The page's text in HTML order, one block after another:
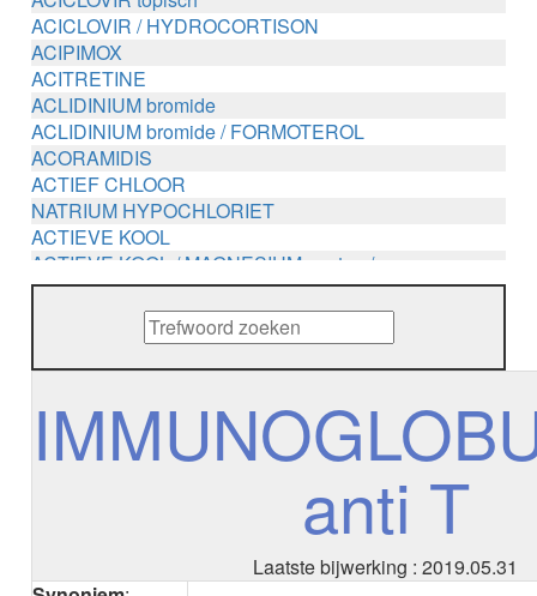
ACICLOVIR / HYDROCORTISON
ACIPIMOX
ACITRETINE
ACLIDINIUM bromide
ACLIDINIUM bromide / FORMOTEROL
ACORAMIDIS
ACTIEF CHLOOR
NATRIUM HYPOCHLORIET
ACTIEVE KOOL
ACTIEVE KOOL / MAGNESIUM zouten /
METHENAMINE
ADALIMUMAB
ADAPALEEN
ADAPALEEN / BENZOYLPEROXIDE
ADENOSINE
AESCINE
AFLIBERCEPT parenteraal
AGALSIDASE alfa
anti T
Laatste bijwerking : 2019.05.31